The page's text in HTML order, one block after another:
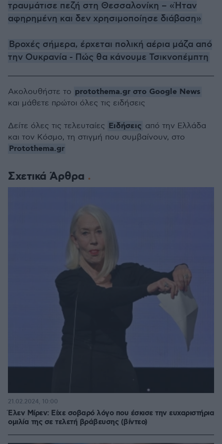
τραυμάτισε πεζή στη Θεσσαλονίκη – «Ήταν
αφηρημένη και δεν χρησιμοποίησε διάβαση»
Βροχές σήμερα, έρχεται πολική αέρια μάζα από
την Ουκρανία - Πώς θα κάνουμε Τσικνοπέμπτη
Σχετικά Άρθρα
Έλεν Μίρεν: Είχε σοβαρό λόγο που έσκισε την ευχαριστήρια
ομιλία της σε τελετή βράβευσης (βίντεο)
21.02.2024, 10:00
Ακολουθήστε το protothema.gr στο Google News
και μάθετε πρώτοι όλες τις ειδήσεις
Δείτε όλες τις τελευταίες Ειδήσεις από την Ελλάδα
και τον Κόσμο, τη στιγμή που συμβαίνουν, στο
Protothema.gr